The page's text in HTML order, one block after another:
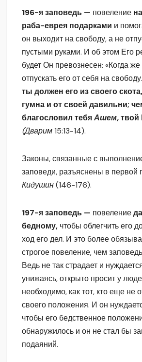
196-я заповедь — повеление
раба-еврея подарками и
он выходит на свободу, а не
пустыми руками. И об этом Его
будет Он превознесен: «Когда
отпускать его от себя на
ты должен его из своего
гумна и от своей давильни;
благословил тебяАшем,твой
(Дварим15:13-14).
Законы, связанные с
заповеди, разъяснены в первой
Кидушин(146-176).
197-я заповедь — повеление
бедному, чтобы облегчить его
ход его дел. И это более
строгое повеление, чем
Ведь не так страдает и
унижаясь, открыто просит у
необходимо, как тот, кто еще не
своего положения. И он
чтобы его бедственное
обнаружилось и он не стал бы
подаяний.